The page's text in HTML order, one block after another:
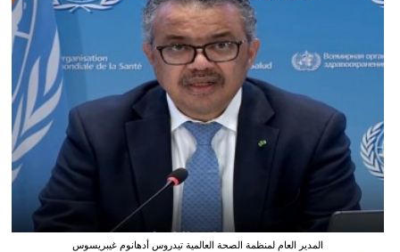
المدير العام لمنظمة الصحة العالمية تيدروس أدهانوم غيبريسوس